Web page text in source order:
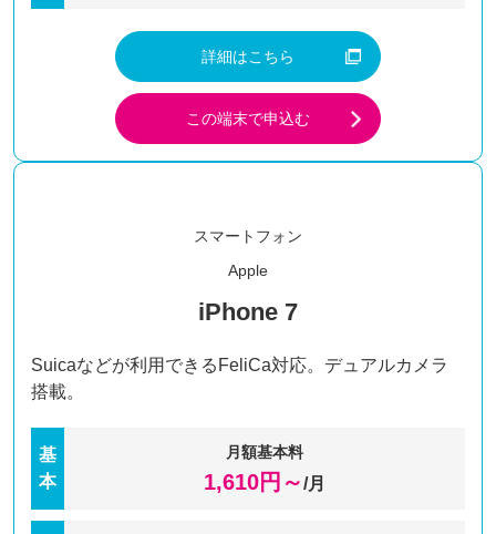
詳細はこちら
この端末で申込む
スマートフォン
Apple
iPhone 7
Suicaなどが利用できるFeliCa対応。デュアルカメラ
搭載。
基
本
月額基本料
1,610円～/月